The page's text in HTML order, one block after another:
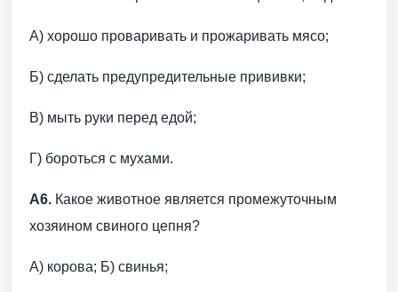
А) хорошо проваривать и прожаривать мясо;
Б) сделать предупредительные прививки;
В) мыть руки перед едой;
Г) бороться с мухами.
А6. Какое животное является промежуточным
хозяином свиного цепня?
А) корова; Б) свинья;